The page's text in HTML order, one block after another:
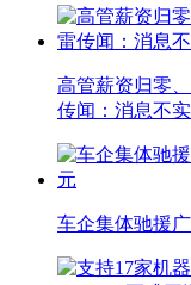
高管薪资归零
传闻：消息不实
车企集体驰援